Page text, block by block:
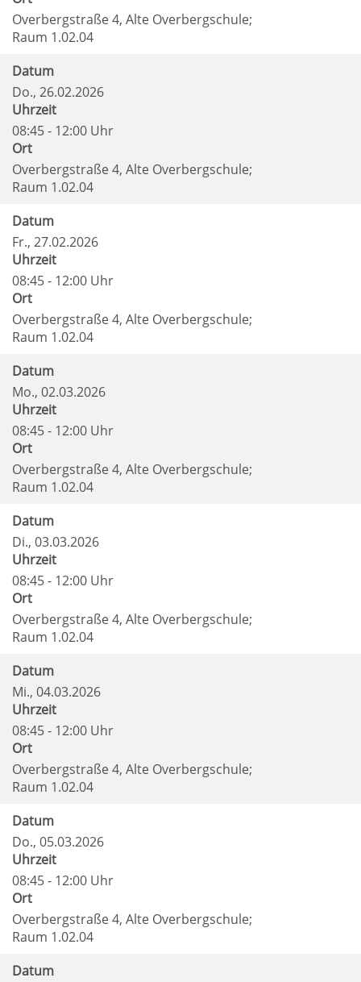
Overbergstraße 4, Alte Overbergschule;
Raum 1.02.04
Datum
Do., 26.02.2026
Uhrzeit
08:45 - 12:00 Uhr
Ort
Overbergstraße 4, Alte Overbergschule;
Raum 1.02.04
Datum
Fr., 27.02.2026
Uhrzeit
08:45 - 12:00 Uhr
Ort
Overbergstraße 4, Alte Overbergschule;
Raum 1.02.04
Datum
Mo., 02.03.2026
Uhrzeit
08:45 - 12:00 Uhr
Ort
Overbergstraße 4, Alte Overbergschule;
Raum 1.02.04
Datum
Di., 03.03.2026
Uhrzeit
08:45 - 12:00 Uhr
Ort
Overbergstraße 4, Alte Overbergschule;
Raum 1.02.04
Datum
Mi., 04.03.2026
Uhrzeit
08:45 - 12:00 Uhr
Ort
Overbergstraße 4, Alte Overbergschule;
Raum 1.02.04
Datum
Do., 05.03.2026
Uhrzeit
08:45 - 12:00 Uhr
Ort
Overbergstraße 4, Alte Overbergschule;
Raum 1.02.04
Datum